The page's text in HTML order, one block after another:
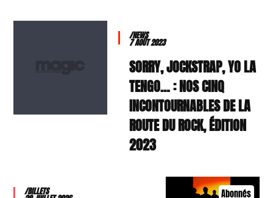
/NEWS
7 AOÛT 2023
SORRY, JOCKSTRAP, YO LA
TENGO… : NOS CINQ
INCONTOURNABLES DE LA
ROUTE DU ROCK, ÉDITION
2023
Abonnés
/BILLETS